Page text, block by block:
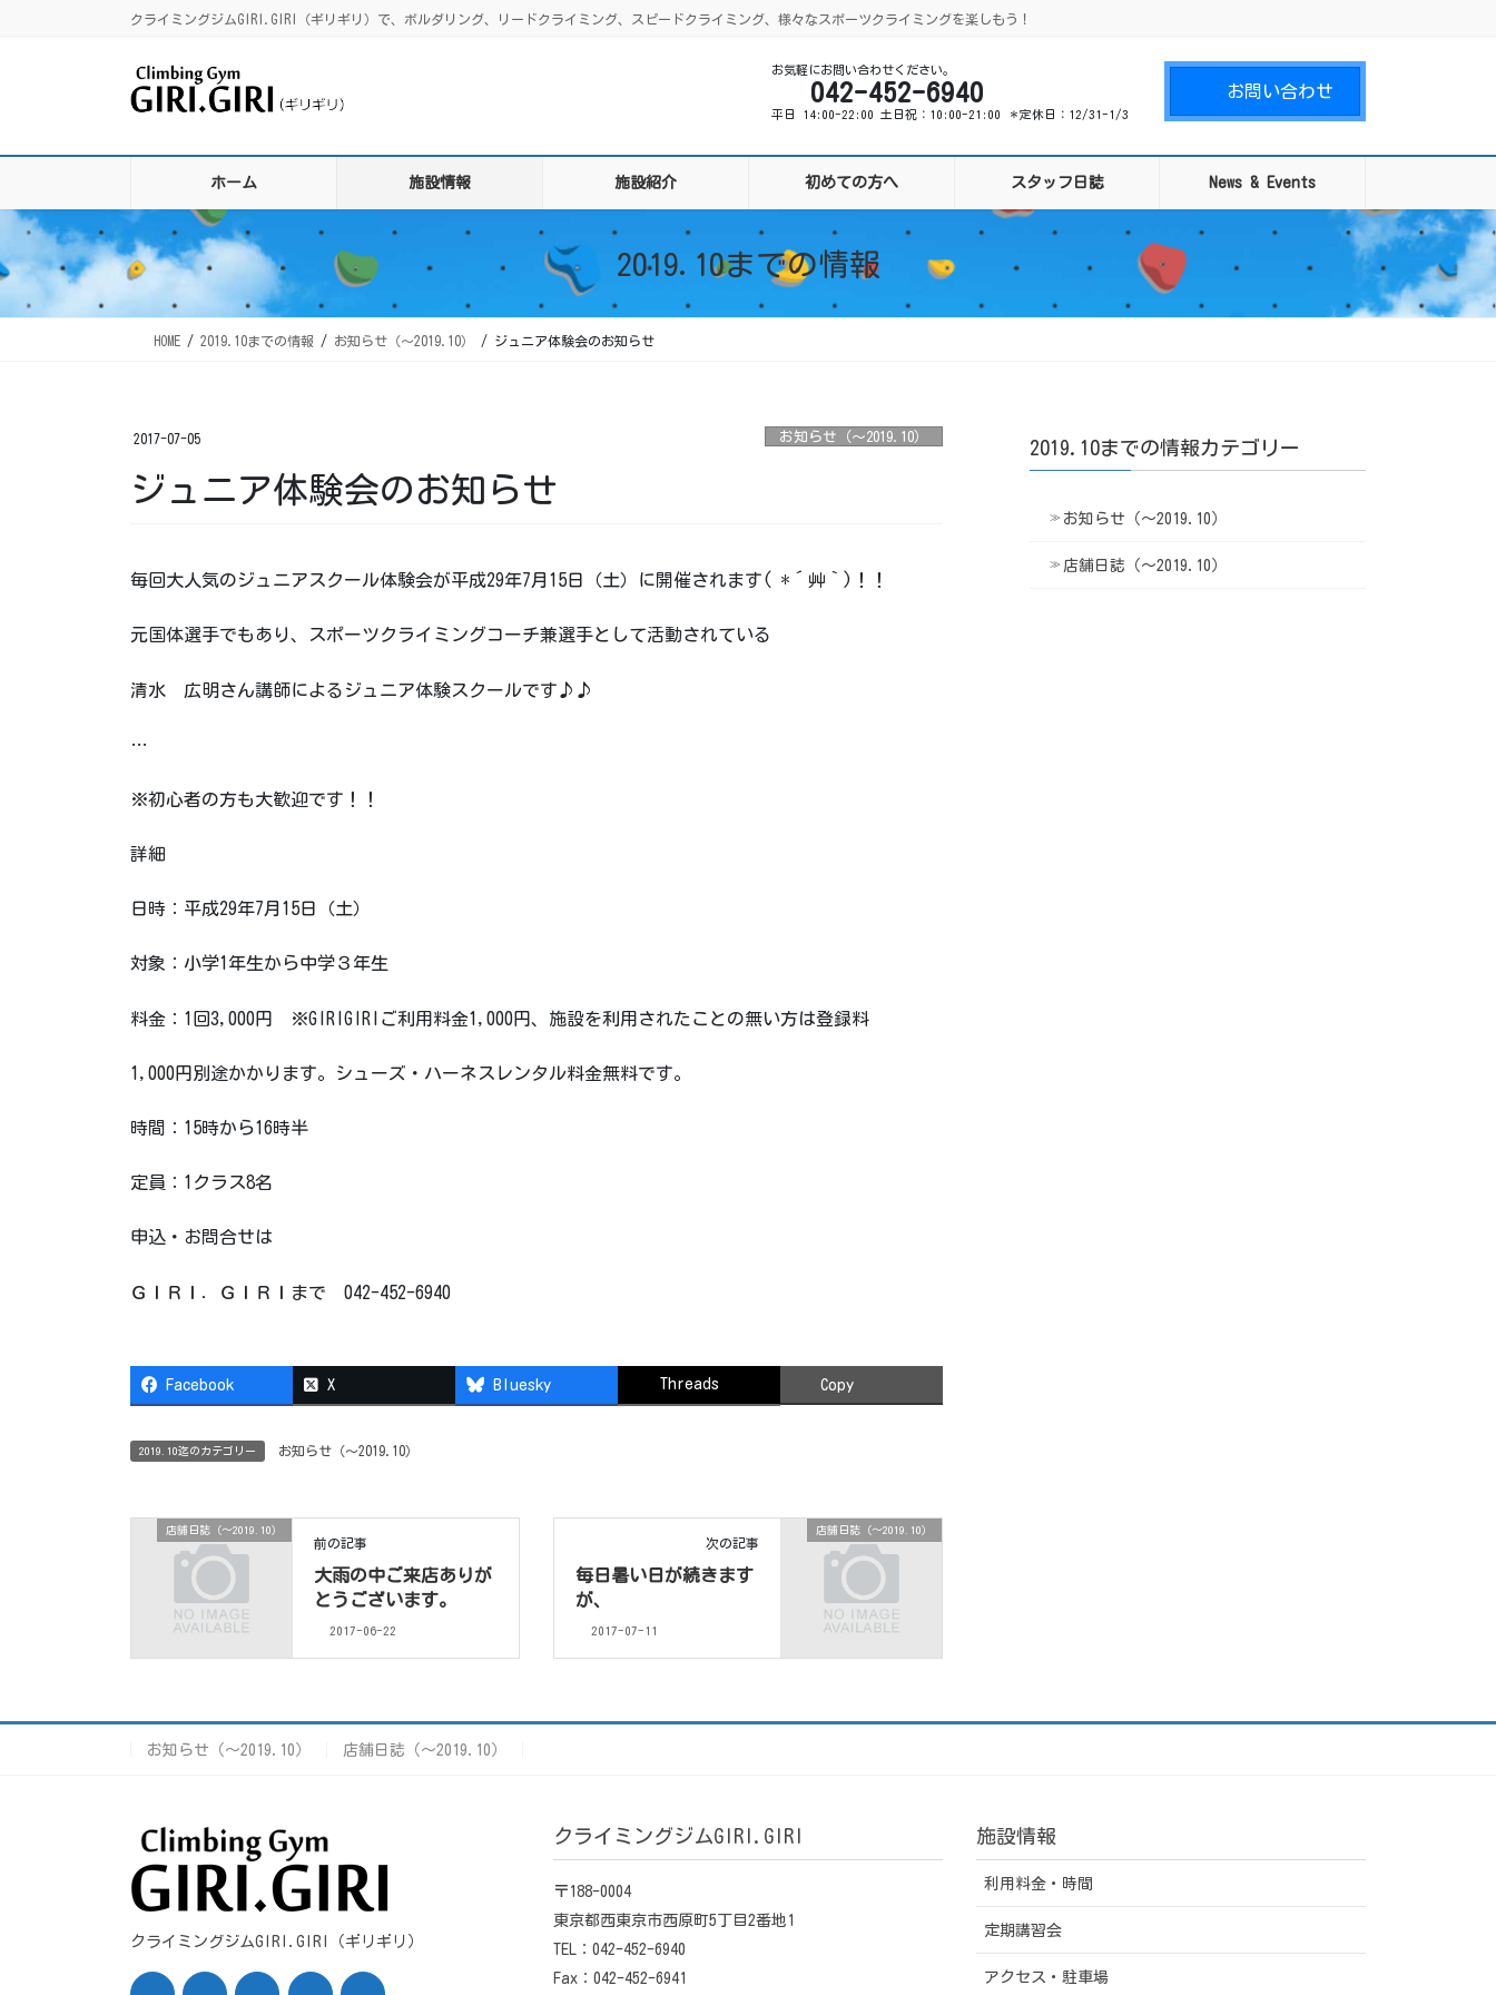
クライミングジムGIRI.GIRI（ギリギリ）で、ボルダリング、リードクライミング、スピードクライミング、様々なスポーツクライミングを楽しもう！
お気軽にお問い合わせください。
042-452-6940
平日 14:00-22:00 土日祝：10:00-21:00 ＊定休日：12/31-1/3
お問い合わせ
ホーム 施設情報 施設紹介 初めての方へ スタッフ日誌 News & Events
2019.10までの情報
HOME 2019.10までの情報 お知らせ（〜2019.10） ジュニア体験会のお知らせ
2017-07-05 お知らせ（〜2019.10）
ジュニア体験会のお知らせ
毎回大人気のジュニアスクール体験会が平成29年7月15日（土）に開催されます( *´艸｀)！！
元国体選手でもあり、スポーツクライミングコーチ兼選手として活動されている
清水 広明さん講師によるジュニア体験スクールです♪♪
…
※初心者の方も大歓迎です！！
詳細
日時：平成29年7月15日（土）
対象：小学1年生から中学３年生
料金：1回3,000円 ※GIRIGIRIご利用料金1,000円、施設を利用されたことの無い方は登録料
1,000円別途かかります。シューズ・ハーネスレンタル料金無料です。
時間：15時から16時半
定員：1クラス8名
申込・お問合せは
ＧＩＲＩ．ＧＩＲＩまで 042-452-6940
Facebook X Bluesky Threads Copy
2019.10迄のカテゴリー お知らせ（〜2019.10）
店舗日誌（〜2019.10）
前の記事
大雨の中ご来店ありが
とうございます。
2017-06-22
店舗日誌（〜2019.10）
次の記事
毎日暑い日が続きます
が、
2017-07-11
2019.10までの情報カテゴリー
お知らせ（〜2019.10）
店舗日誌（〜2019.10）
お知らせ（〜2019.10） 店舗日誌（〜2019.10）
クライミングジムGIRI.GIRI（ギリギリ）
クライミングジムGIRI.GIRI
〒188-0004
東京都西東京市西原町5丁目2番地1
TEL：042-452-6940
Fax：042-452-6941
施設情報
利用料金・時間
定期講習会
アクセス・駐車場